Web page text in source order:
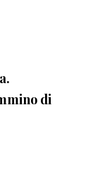
di